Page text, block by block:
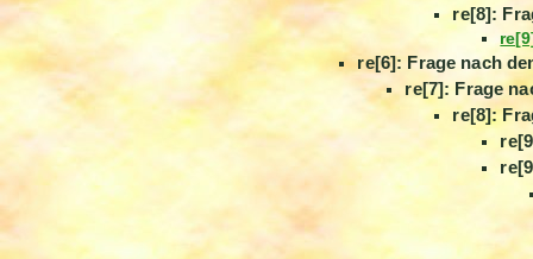
re[8]:
re[6]: Frage nach
re[7]: Frage
re[8]: